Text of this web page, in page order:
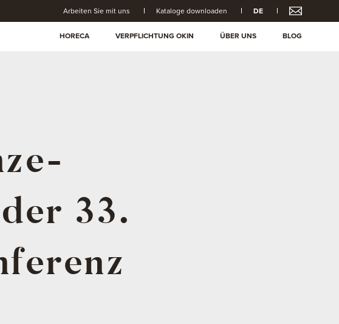
Arbeiten Sie mit uns Kataloge downloaden DE
HORECA VERPFLICHTUNG OKIN ÜBER UNS BLOG
33.